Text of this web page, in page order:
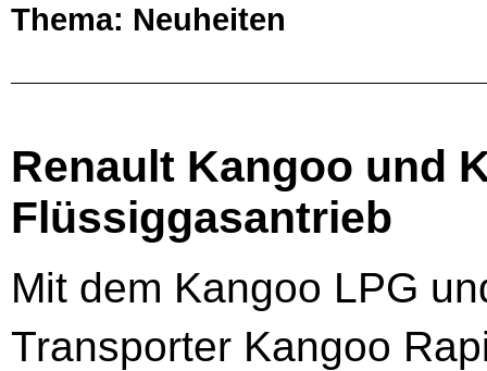
Thema: Neuheiten
Renault Kangoo und
Flüssiggasantrieb
Mit dem Kangoo LPG
Transporter Kangoo